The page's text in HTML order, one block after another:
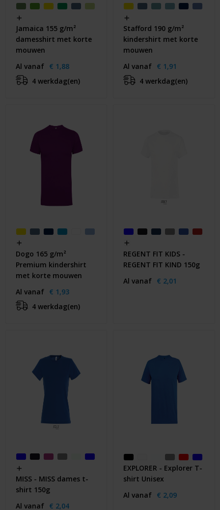
Jamaica 155 g/m²
damesshirt met korte
mouwen
Al vanaf € 1,88
4 werkdag(en)
Stafford 190 g/m²
kindershirt met korte
mouwen
Al vanaf € 1,91
4 werkdag(en)
Dogo 165 g/m²
Premium kindershirt
met korte mouwen
Al vanaf € 1,93
4 werkdag(en)
REGENT FIT KIDS -
REGENT FIT KIND 150g
Al vanaf € 2,01
MISS - MISS dames t-
shirt 150g
Al vanaf € 2,04
EXPLORER - Explorer T-
shirt Unisex
Al vanaf € 2,09